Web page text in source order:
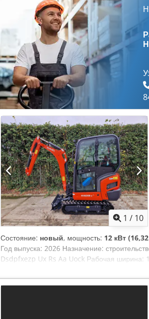
1 / 10
Состояние: новый, мощность: 12 кВт
Год выпуска: 2026 Назначение:
Dsdpfxezp Ux Rs Aa Uock Рабочая ширина:
отличное Техническое состояние: